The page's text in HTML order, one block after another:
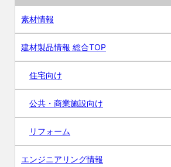
素材情報
建材製品情報 総合TOP
住宅向け
公共・商業施設向け
リフォーム
エンジニアリング情報